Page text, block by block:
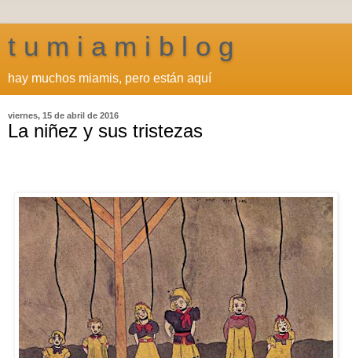
t u m i a m i b l o g
hay muchos miamis, pero están aquí
viernes, 15 de abril de 2016
La niñez y sus tristezas